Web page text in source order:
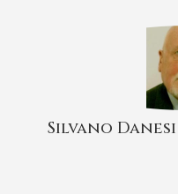
Silvano Danesi